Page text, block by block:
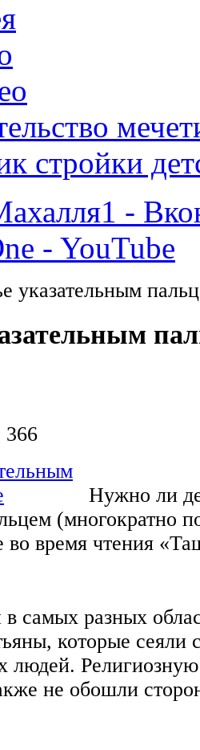
стройки
-
- YouTube
указательным
366
Нужно ли
(многократно
во время чтения
самых разных
которые сеяли
людей.
не обошли